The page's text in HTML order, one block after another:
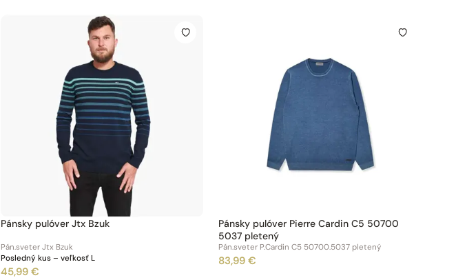
Pánsky pulóver Jtx Bzuk
Pán.sveter Jtx Bzuk
Posledný kus – veľkosť L
45,99 €
Pánsky pulóver Pierre Cardin C5 50700
5037 pletený
Pán.sveter P.Cardin C5 50700.5037 pletený
83,99 €